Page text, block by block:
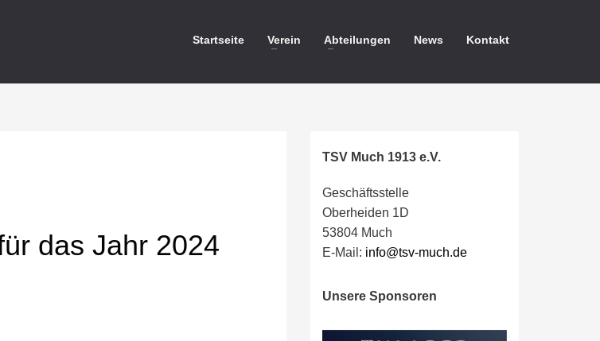
Startseite Verein Abteilungen News Kontakt
das Jahr 2024
TSV Much 1913 e.V.
Geschäftsstelle
Oberheiden 1D
53804 Much
E-Mail: info@tsv-much.de
Unsere Sponsoren